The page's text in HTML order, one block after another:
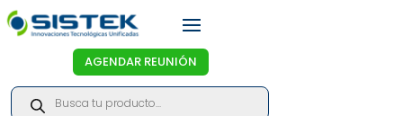
AGENDAR REUNIÓN
Products
search